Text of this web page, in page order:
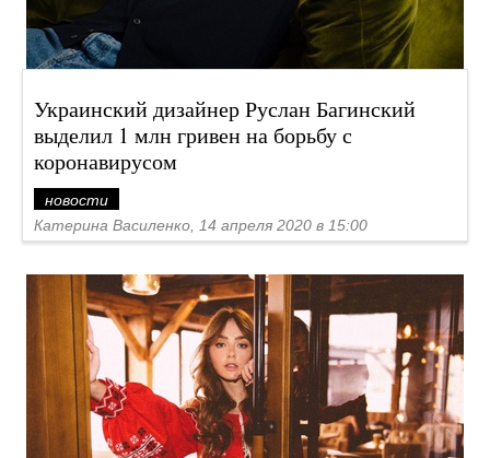
Украинский дизайнер Руслан Багинский
выделил 1 млн гривен на борьбу с
коронавирусом
новости
Катерина Василенко, 14 апреля 2020 в 15:00